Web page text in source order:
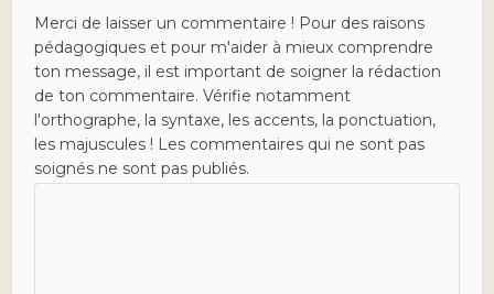
Merci de laisser un commentaire ! Pour des raisons
pédagogiques et pour m'aider à mieux comprendre
ton message, il est important de soigner la rédaction
de ton commentaire. Vérifie notamment
l'orthographe, la syntaxe, les accents, la ponctuation,
les majuscules ! Les commentaires qui ne sont pas
soignés ne sont pas publiés.